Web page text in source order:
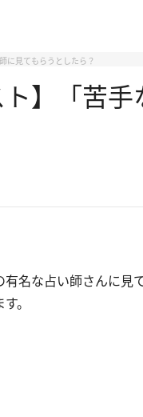
に見てもらうとしたら？
ト】「苦
有名な占い師さんに
。